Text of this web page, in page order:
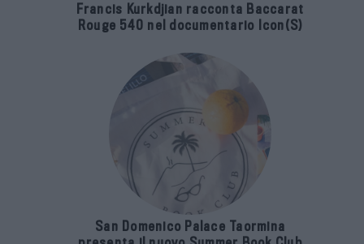
Francis Kurkdjian racconta Baccarat
Rouge 540 nel documentario Icon(S)
San Domenico Palace Taormina